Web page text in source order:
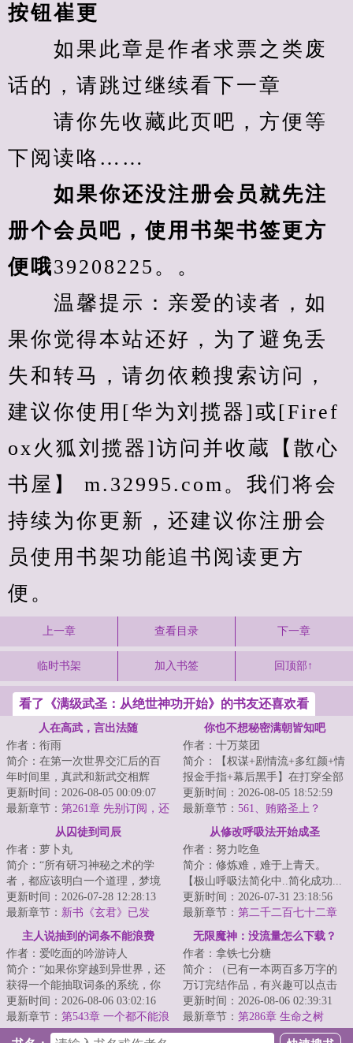
按钮崔更
如果此章是作者求票之类废
话的，请跳过继续看下一章
请你先收藏此页吧，方便等
下阅读咯……
如果你还没注册会员就先注
册个会员吧，使用书架书签更方
便哦39208225。。
温馨提示：亲爱的读者，如
果你觉得本站还好，为了避免丢
失和转马，请勿依赖搜索访问，
建议你使用[华为刘揽器]或[Firef
ox火狐刘揽器]访问并收蔵【散心
书屋】 m.32995.com。我们将会
持续为你更新，还建议你注册会
员使用书架功能追书阅读更方
便。
上一章 查看目录 下一章
临时书架 加入书签 回顶部↑
看了《满级武圣：从绝世神功开始》的书友还喜欢看
人在高武，言出法随
作者：衔雨
简介：在第一次世界交汇后的百
年时间里，真武和新武交相辉
映，异界的神灵和现界的强人层
出不穷。“就比如...
更新时间：2026-08-05 00:09:07
最新章节： 第261章 先别订阅，还
你也不想秘密满朝皆知吧
作者：十万菜团
简介：【权谋+剧情流+多红颜+情
报金手指+幕后黑手】在打穿全部
剧情线后，李明夷穿越到了游戏
《天下潮》中...
更新时间：2026-08-05 18:52:59
最新章节： 561、贿赂圣上？
从囚徒到司辰
作者：萝卜丸
简介：“所有研习神秘之术的学
者，都应该明白一个道理，梦境
无墙。”“在那梦境的尽头，是通向
至高的神乡...
更新时间：2026-07-28 12:28:13
最新章节： 新书《玄君》已发
布！
从修改呼吸法开始成圣
作者：努力吃鱼
简介：修炼难，难于上青天。
【极山呼吸法简化中..简化成功...
极山呼吸法→呼吸!】陈斐深吸了
一口气。【极...
更新时间：2026-07-31 23:18:56
最新章节： 第二千二百七十二章
至强者
主人说抽到的词条不能浪费
作者：爱吃面的吟游诗人
简介：“如果你穿越到异世界，还
获得一个能抽取词条的系统，你
会怎么选？”“A、破除家族诅咒，
重振昔日...
更新时间：2026-08-06 03:02:16
最新章节： 第543章 一个都不能浪
无限魔神：没流量怎么下载？
作者：拿铁七分糖
简介：（已有一本两百多万字的
万订完结作品，有兴趣可以点击
主页）这是一个表面普通的世
界，与前世并无不...
更新时间：2026-08-06 02:39:31
最新章节： 第286章 生命之树
【三】